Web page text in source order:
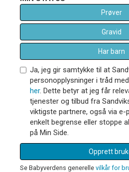
Prøver
Gravid
Har barn
Ja, jeg gir samtykke til at
personopplysninger i tråd med
her. Dette betyr at jeg får
tjenester og tilbud fra
viktigste partnere, også via e-
enkelt begrense eller stoppe
på Min Side.
Opprett
Se Babyverdens generelle vilkår for